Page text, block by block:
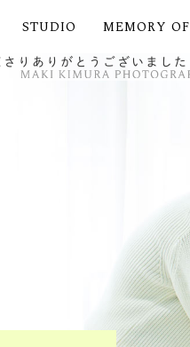
STUDIO MEMORY
りありがとうございました